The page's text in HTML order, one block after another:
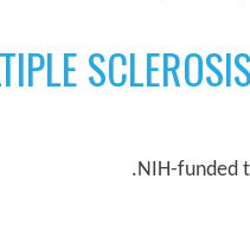
NIH-funded